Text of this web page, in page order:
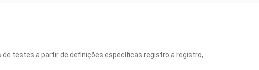
de testes a partir de definições específicas registro a registro,